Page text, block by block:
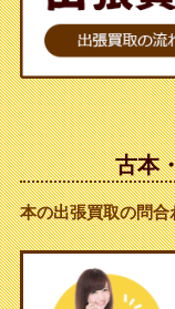
古本
本の出張買取の問